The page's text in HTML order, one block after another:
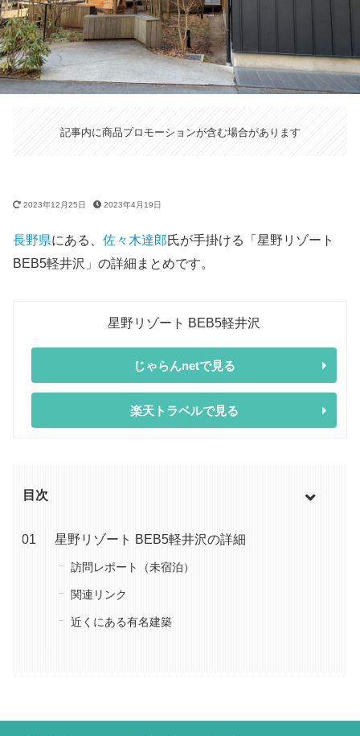
2023年12月25日 2023年4月19日
記事内に商品プロモーションが含む場合があります
長野県にある、 佐々木達郎氏が手掛ける「星野リゾート
BEB5軽井沢」の詳細まとめです。
星野リゾート BEB5軽井沢
じゃらんnetで見る
楽天トラベルで見る
目次
星野リゾート BEB5軽井沢の詳細
訪問レポート（未宿泊）
関連リンク
近くにある有名建築